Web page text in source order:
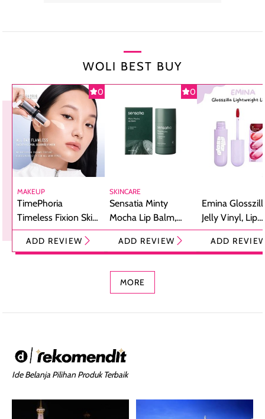
WOLI BEST BUY
0
MAKEUP
TimePhoria
Timeless Fixion Skin
Tint Stick,
Foundation dan
ADD REVIEW
0
SKINCARE
Sensatia Minty
Mocha Lip Balm,
Pelembap Bibir
dengan Aroma
ADD REVIEW
Emina
Jelly Vinyl, Lip
Cream Glossy
Ringan
ADD
MORE
Ide Belanja Pilihan Produk Terbaik